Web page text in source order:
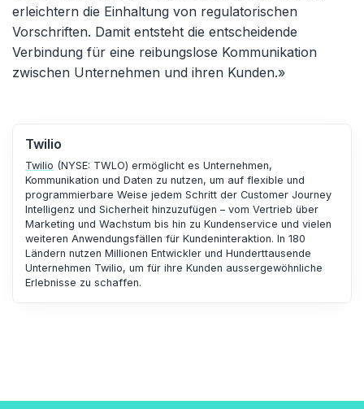
erleichtern die Einhaltung von regulatorischen
Vorschriften. Damit entsteht die entscheidende
Verbindung für eine reibungslose Kommunikation
zwischen Unternehmen und ihren Kunden.»
Twilio
Twilio (NYSE: TWLO) ermöglicht es Unternehmen,
Kommunikation und Daten zu nutzen, um auf flexible und
programmierbare Weise jedem Schritt der Customer Journey
Intelligenz und Sicherheit hinzuzufügen – vom Vertrieb über
Marketing und Wachstum bis hin zu Kundenservice und vielen
weiteren Anwendungsfällen für Kundeninteraktion. In 180
Ländern nutzen Millionen Entwickler und Hunderttausende
Unternehmen Twilio, um für ihre Kunden aussergewöhnliche
Erlebnisse zu schaffen.